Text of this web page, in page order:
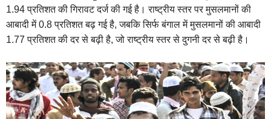
1.94 प्रतिशत की गिरावट दर्ज की गई है। राष्ट्रीय स्तर पर मुसलमानों की
आबादी में 0.8 प्रतिशत बढ़ गई है, जबकि सिर्फ बंगाल में मुसलमानों की आबादी
1.77 प्रतिशत की दर से बढ़ी है, जो राष्ट्रीय स्तर से दुगनी दर से बढ़ी है।